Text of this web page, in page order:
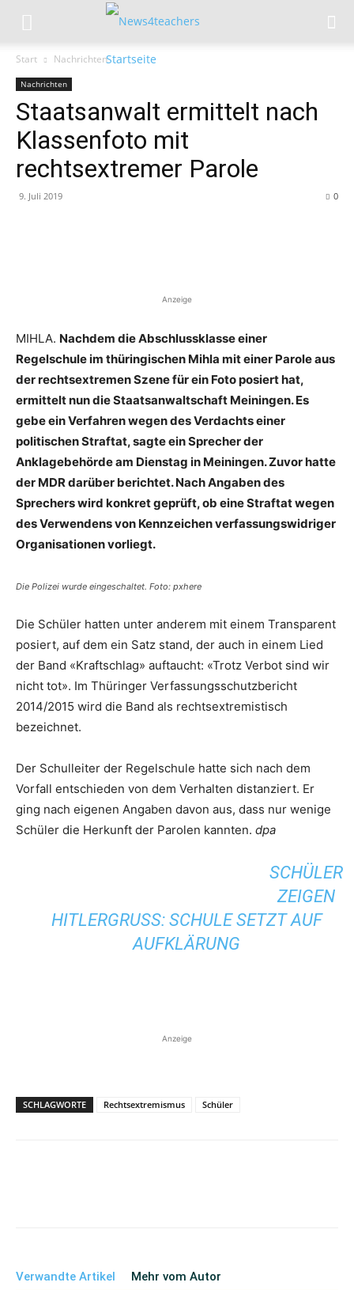
Start Nachrichten
Nachrichten
Staatsanwalt ermittelt nach
Klassenfoto mit
rechtsextremer Parole
9. Juli 2019 0
Anzeige
MIHLA. Nachdem die Abschlussklasse einer
Regelschule im thüringischen Mihla mit einer Parole aus
der rechtsextremen Szene für ein Foto posiert hat,
ermittelt nun die Staatsanwaltschaft Meiningen. Es
gebe ein Verfahren wegen des Verdachts einer
politischen Straftat, sagte ein Sprecher der
Anklagebehörde am Dienstag in Meiningen. Zuvor hatte
der MDR darüber berichtet. Nach Angaben des
Sprechers wird konkret geprüft, ob eine Straftat wegen
des Verwendens von Kennzeichen verfassungswidriger
Organisationen vorliegt.
Die Polizei wurde eingeschaltet. Foto: pxhere
Die Schüler hatten unter anderem mit einem Transparent
posiert, auf dem ein Satz stand, der auch in einem Lied
der Band «Kraftschlag» auftaucht: «Trotz Verbot sind wir
nicht tot». Im Thüringer Verfassungsschutzbericht
2014/2015 wird die Band als rechtsextremistisch
bezeichnet.
Der Schulleiter der Regelschule hatte sich nach dem
Vorfall entschieden von dem Verhalten distanziert. Er
ging nach eigenen Angaben davon aus, dass nur wenige
Schüler die Herkunft der Parolen kannten. dpa
SCHÜLER
ZEIGEN
HITLERGRUSS: SCHULE SETZT AUF A
UFKLÄRUNG
Anzeige
SCHLAGWORTE Rechtsextremismus Schüler
Verwandte Artikel Mehr vom Autor